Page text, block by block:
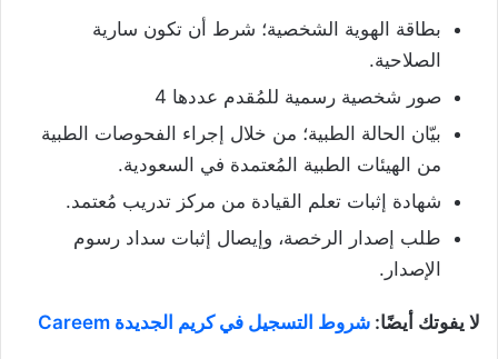
بطاقة الهوية الشخصية؛ شرط أن تكون سارية
الصلاحية.
صور شخصية رسمية للمُقدم عددها 4
بيّان الحالة الطبية؛ من خلال إجراء الفحوصات الطبية
من الهيئات الطبية المُعتمدة في السعودية.
شهادة إثبات تعلم القيادة من مركز تدريب مُعتمد.
طلب إصدار الرخصة، وإيصال إثبات سداد رسوم
الإصدار.
لا يفوتك أيضًا: شروط التسجيل في كريم الجديدة Careem